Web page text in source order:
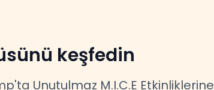
keşfedin
Unutulmaz M.I.C.E Etkinliklerine